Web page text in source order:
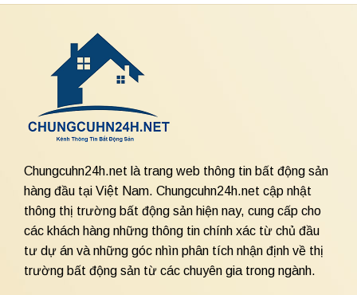
Chungcuhn24h.net là trang web thông tin bất động sản
hàng đầu tại Việt Nam. Chungcuhn24h.net cập nhật
thông thị trường bất động sản hiện nay, cung cấp cho
các khách hàng những thông tin chính xác từ chủ đầu
tư dự án và những góc nhìn phân tích nhận định về thị
trường bất động sản từ các chuyên gia trong ngành.